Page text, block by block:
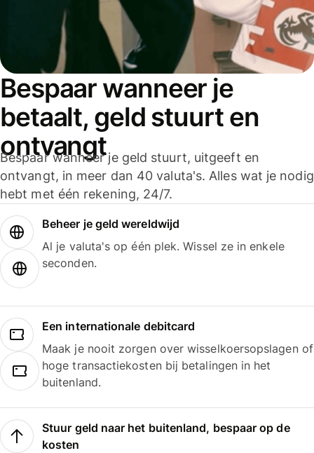
Bespaar wanneer je
betaalt, geld stuurt en
ontvangt
Bespaar wanneer je geld stuurt, uitgeeft en
ontvangt, in meer dan 40 valuta's. Alles wat je nodig
hebt met één rekening, 24/7.
Beheer je geld wereldwijd
Al je valuta's op één plek. Wissel ze in enkele
seconden.
Een internationale debitcard
Maak je nooit zorgen over wisselkoersopslagen of
hoge transactiekosten bij betalingen in het
buitenland.
Stuur geld naar het buitenland, bespaar op de
kosten